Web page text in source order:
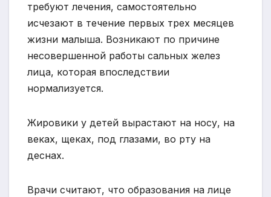
требуют лечения, самостоятельно
исчезают в течение первых трех месяцев
жизни малыша. Возникают по причине
несовершенной работы сальных желез
лица, которая впоследствии
нормализуется.
Жировики у детей вырастают на носу, на
веках, щеках, под глазами, во рту на
деснах.
Врачи считают, что образования на лице